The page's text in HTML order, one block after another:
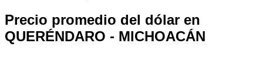
Precio promedio del dólar en
QUERÉNDARO - MICHOACÁN